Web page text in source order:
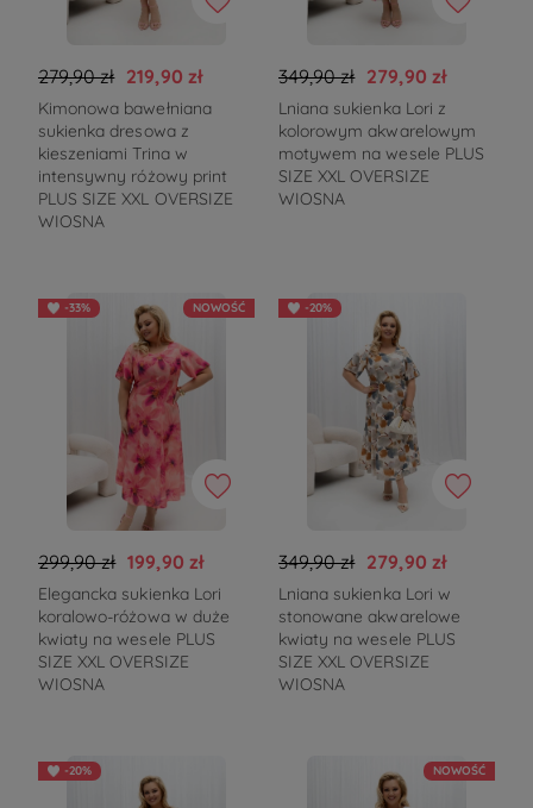
279,90 zł 219,90 zł
Kimonowa bawełniana
sukienka dresowa z
kieszeniami Trina w
intensywny różowy print
PLUS SIZE XXL OVERSIZE
WIOSNA
349,90 zł 279,90 zł
Lniana sukienka Lori z
kolorowym akwarelowym
motywem na wesele PLUS
SIZE XXL OVERSIZE
WIOSNA
-33% NOWOŚĆ
299,90 zł 199,90 zł
Elegancka sukienka Lori
koralowo-różowa w duże
kwiaty na wesele PLUS
SIZE XXL OVERSIZE
WIOSNA
-20%
349,90 zł 279,90 zł
Lniana sukienka Lori w
stonowane akwarelowe
kwiaty na wesele PLUS
SIZE XXL OVERSIZE
WIOSNA
-20% NOWOŚĆ